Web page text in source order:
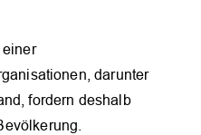
einer
darunter
fordern deshalb